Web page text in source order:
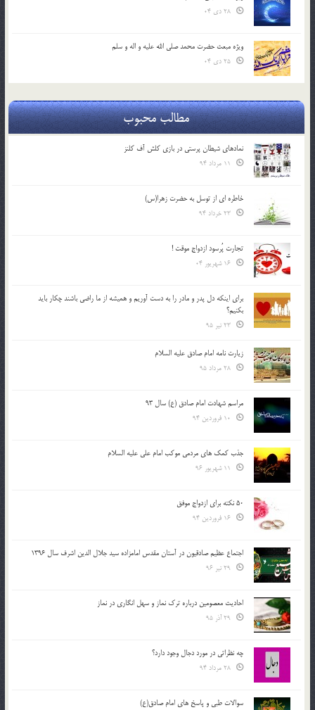
ویژه مبعث حضرت محمد صلی الله علیه و اله و سلم
مطالب محبوب
نمادهای شیطان پرستی در بازی کلش آف کلنز
خاطره ای از توسل به حضرت زهرا(س)
تجارت پُرسود ازدواج موقت !
براي اينكه دل پدر و مادر را به دست آوريم و هميشه از ما راضي باشند چكار بايد
بكنيم؟
زیارت نامه امام صادق علیه السلام
مراسم شهادت امام صادق (ع) سال 93
جذب کمک های مردمی موکب امام علی علیه السلام
50 نکته برای ازدواج موفق
اجتماع عظیم صادقیون در آستان مقدس امامزاده سید جلال الدین اشرف سال 1396
احادیث معصومین درباره ترک نماز و سهل انگاری در نماز
چه نظراتی در مورد دجال وجود دارد؟
سوالات طبی و پاسخ های امام صادق(ع)